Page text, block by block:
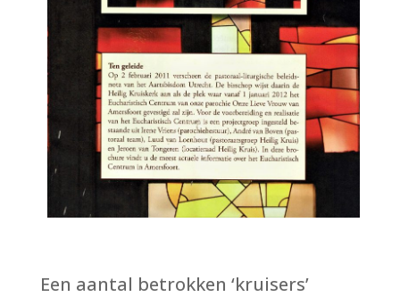
Een aantal betrokken ‘kruisers’